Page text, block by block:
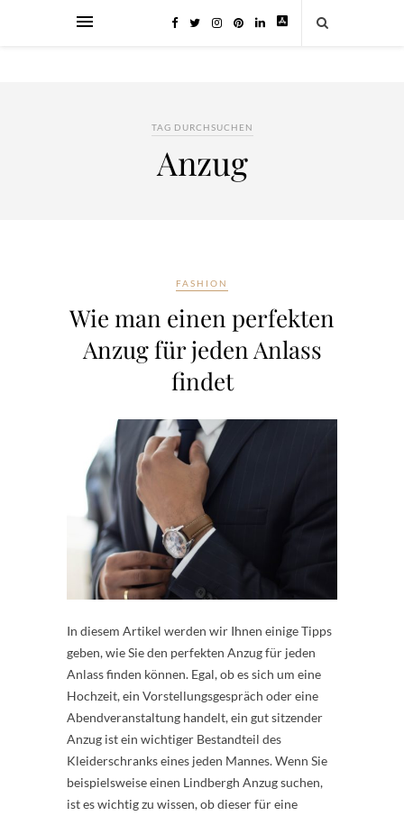
TAG DURCHSUCHEN
Anzug
FASHION
Wie man einen perfekten
Anzug für jeden Anlass
findet
In diesem Artikel werden wir Ihnen einige Tipps
geben, wie Sie den perfekten Anzug für jeden
Anlass finden können. Egal, ob es sich um eine
Hochzeit, ein Vorstellungsgespräch oder eine
Abendveranstaltung handelt, ein gut sitzender
Anzug ist ein wichtiger Bestandteil des
Kleiderschranks eines jeden Mannes. Wenn Sie
beispielsweise einen Lindbergh Anzug suchen,
ist es wichtig zu wissen, ob dieser für eine